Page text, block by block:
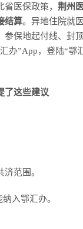
医保政策， 荆州
结算。异地住院就
参保地起付线、封
办”App，登陆“
了这些建议
范围。
入鄂汇办。